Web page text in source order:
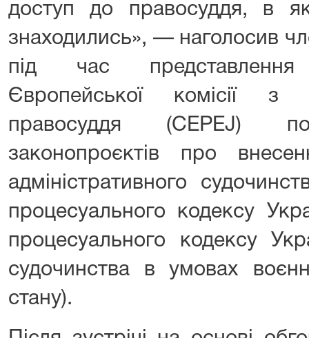
доступ до правосуддя, в
знаходились», — наголосив
під час
Європейської комісії з
правосуддя (CEPEJ)
законопроєктів про
адміністративного
процесуального кодексу
процесуального кодексу
судочинства в умовах
стану).